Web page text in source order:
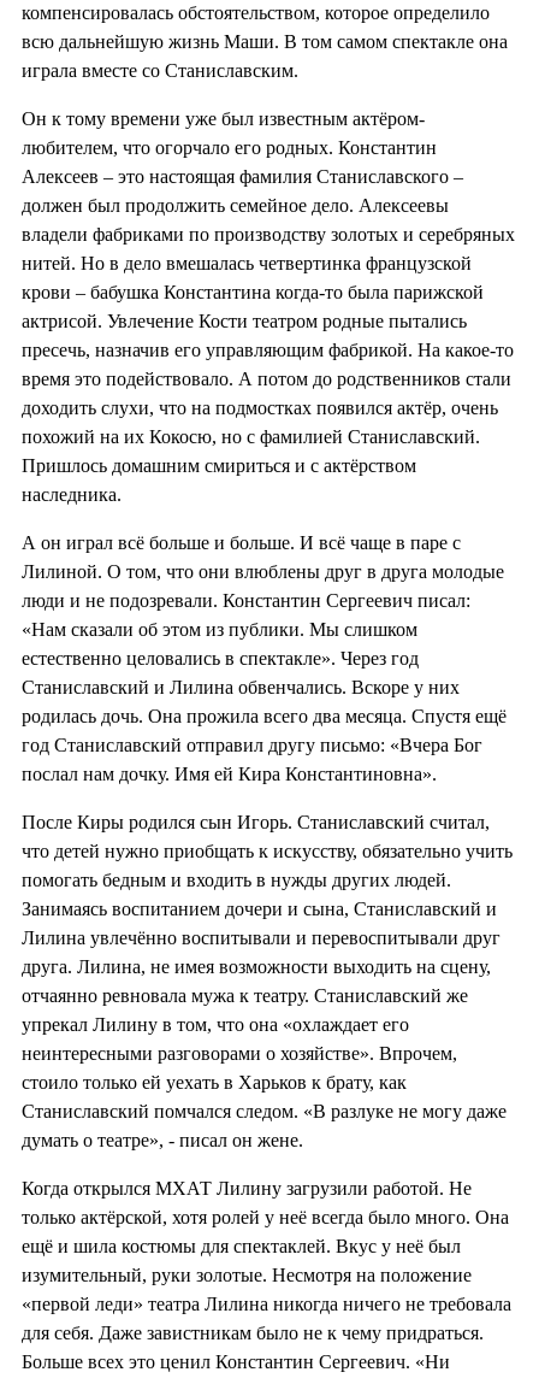
компенсировалась обстоятельством, которое определило
всю дальнейшую жизнь Маши. В том самом спектакле она
играла вместе со Станиславским.
Он к тому времени уже был известным актёром-
любителем, что огорчало его родных. Константин
Алексеев – это настоящая фамилия Станиславского –
должен был продолжить семейное дело. Алексеевы
владели фабриками по производству золотых и серебряных
нитей. Но в дело вмешалась четвертинка французской
крови – бабушка Константина когда-то была парижской
актрисой. Увлечение Кости театром родные пытались
пресечь, назначив его управляющим фабрикой. На какое-то
время это подействовало. А потом до родственников стали
доходить слухи, что на подмостках появился актёр, очень
похожий на их Кокосю, но с фамилией Станиславский.
Пришлось домашним смириться и с актёрством
наследника.
А он играл всё больше и больше. И всё чаще в паре с
Лилиной. О том, что они влюблены друг в друга молодые
люди и не подозревали. Константин Сергеевич писал:
«Нам сказали об этом из публики. Мы слишком
естественно целовались в спектакле». Через год
Станиславский и Лилина обвенчались. Вскоре у них
родилась дочь. Она прожила всего два месяца. Спустя ещё
год Станиславский отправил другу письмо: «Вчера Бог
послал нам дочку. Имя ей Кира Константиновна».
После Киры родился сын Игорь. Станиславский считал,
что детей нужно приобщать к искусству, обязательно учить
помогать бедным и входить в нужды других людей.
Занимаясь воспитанием дочери и сына, Станиславский и
Лилина увлечённо воспитывали и перевоспитывали друг
друга. Лилина, не имея возможности выходить на сцену,
отчаянно ревновала мужа к театру. Станиславский же
упрекал Лилину в том, что она «охлаждает его
неинтересными разговорами о хозяйстве». Впрочем,
стоило только ей уехать в Харьков к брату, как
Станиславский помчался следом. «В разлуке не могу даже
думать о театре», - писал он жене.
Когда открылся МХАТ Лилину загрузили работой. Не
только актёрской, хотя ролей у неё всегда было много. Она
ещё и шила костюмы для спектаклей. Вкус у неё был
изумительный, руки золотые. Несмотря на положение
«первой леди» театра Лилина никогда ничего не требовала
для себя. Даже завистникам было не к чему придраться.
Больше всех это ценил Константин Сергеевич. «Ни